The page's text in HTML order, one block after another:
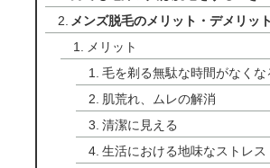
メンズ脱毛のメリット・デメリット
メリット
毛を剃る無駄な時間がなくな
肌荒れ、ムレの解消
清潔に見える
生活における地味なストレス